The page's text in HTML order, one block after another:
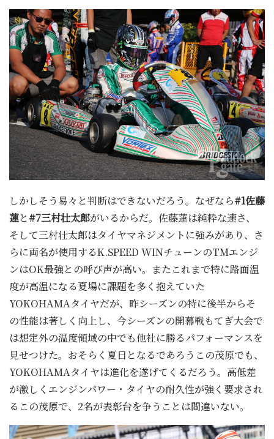
しかしそう易々と判断はできないだろう。なぜなら#1佐藤
蓮と#7三村壮太郎がいるからだ。佐藤蓮は純粋な速さ、
そして三村壮太郎はタイヤマネジメントに強みがあり、さ
らに両名が使用するK.SPEED WINチューンのTMエンジ
ンはOK最強との呼び声が高い。またこれまで特に路面温
度が高温になる夏場に課題を多く抱えていた
YOKOHAMAタイヤだが、昨シーズンの特に後半からそ
の性能は著しく向上し、今シーズンの開幕戦もてぎ大会で
は想定外の温度領域の中でも他社に勝るパフォーマンスを
見せつけた。おそらく夏日となるであろうこの茂原でも、
YOKOHAMAタイヤは進化を遂げてくるだろう。高低差
が激しくエンジンパワー・タイヤの耐久性が強く要求され
るこの茂原で、2名が表彰台を争うことは間違いない。